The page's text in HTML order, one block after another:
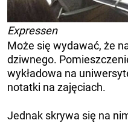
Expressen
Może się wydawać, że
dziwnego.
wykładowa na
notatki na zajęciach.
Jednak skrywa się na